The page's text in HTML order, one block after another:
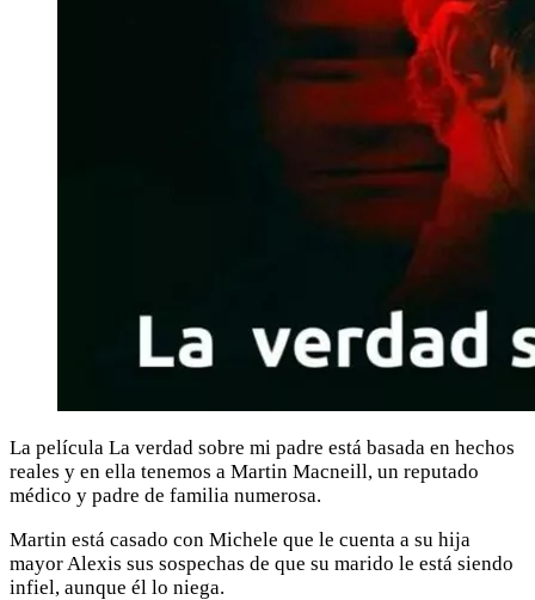
La película La verdad sobre mi padre está basada en hechos
reales y en ella tenemos a Martin Macneill, un reputado
médico y padre de familia numerosa.
Martin está casado con Michele que le cuenta a su hija
mayor Alexis sus sospechas de que su marido le está siendo
infiel, aunque él lo niega.